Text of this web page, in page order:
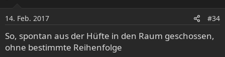
n
e
n
:
14. Feb. 2017 #34
So, spontan aus der Hüfte in den Raum geschossen,
ohne bestimmte Reihenfolge